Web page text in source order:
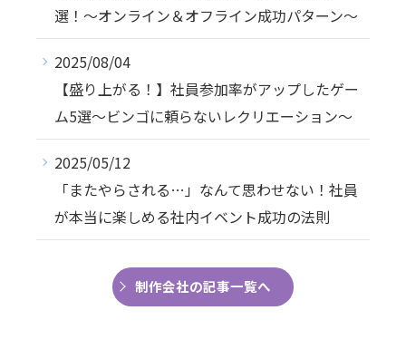
選！〜オンライン＆オフライン成功パターン〜
2025/08/04
【盛り上がる！】社員参加率がアップしたゲー
ム5選〜ビンゴに頼らないレクリエーション〜
2025/05/12
「またやらされる…」なんて思わせない！社員
が本当に楽しめる社内イベント成功の法則
制作会社の記事一覧へ